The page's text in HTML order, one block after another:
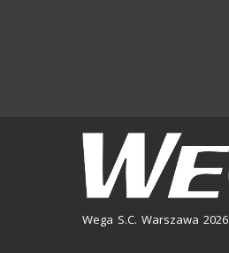
Wega S.C. Warszawa 2026